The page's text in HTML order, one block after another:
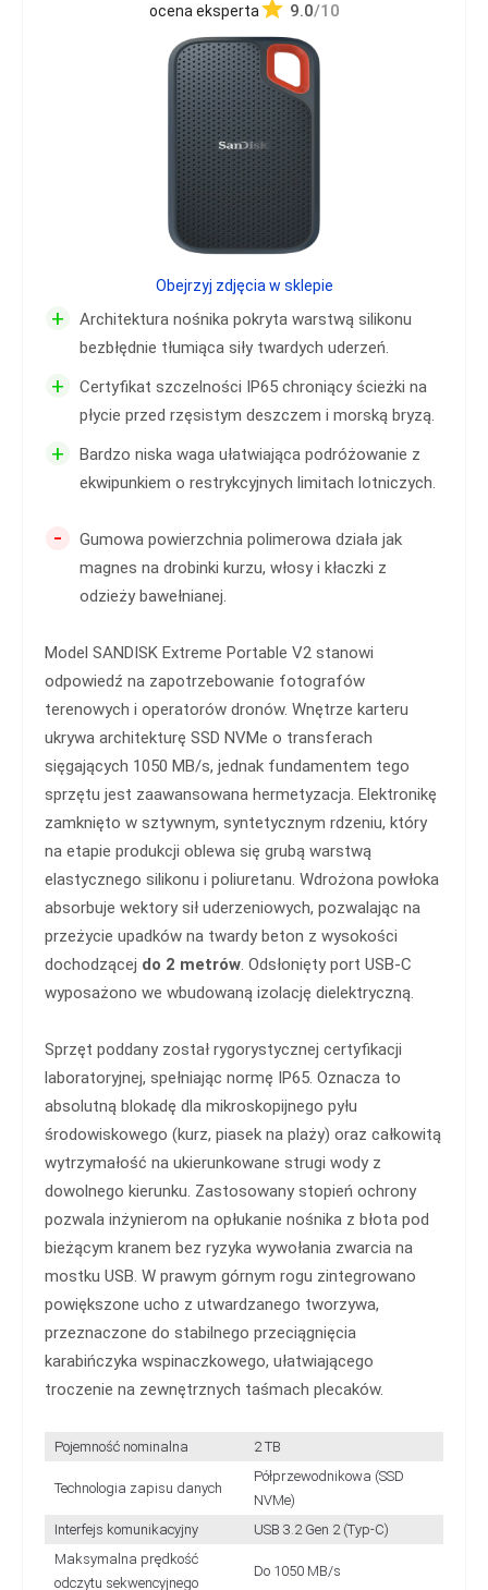
ocena eksperta 9.0/10
+
Architektura nośnika pokryta warstwą silikonu
bezbłędnie tłumiąca siły twardych uderzeń.
+
Certyfikat szczelności IP65 chroniący ścieżki na
płycie przed rzęsistym deszczem i morską bryzą.
+
Bardzo niska waga ułatwiająca podróżowanie z
ekwipunkiem o restrykcyjnych limitach lotniczych.
-
Gumowa powierzchnia polimerowa działa jak
magnes na drobinki kurzu, włosy i kłaczki z
odzieży bawełnianej.
Model SANDISK Extreme Portable V2 stanowi
odpowiedź na zapotrzebowanie fotografów
terenowych i operatorów dronów. Wnętrze karteru
ukrywa architekturę SSD NVMe o transferach
sięgających 1050 MB/s, jednak fundamentem tego
sprzętu jest zaawansowana hermetyzacja. Elektronikę
zamknięto w sztywnym, syntetycznym rdzeniu, który
na etapie produkcji oblewa się grubą warstwą
elastycznego silikonu i poliuretanu. Wdrożona powłoka
absorbuje wektory sił uderzeniowych, pozwalając na
przeżycie upadków na twardy beton z wysokości
dochodzącej do 2 metrów. Odsłonięty port USB-C
wyposażono we wbudowaną izolację dielektryczną.
Sprzęt poddany został rygorystycznej certyfikacji
laboratoryjnej, spełniając normę IP65. Oznacza to
absolutną blokadę dla mikroskopijnego pyłu
środowiskowego (kurz, piasek na plaży) oraz całkowitą
wytrzymałość na ukierunkowane strugi wody z
dowolnego kierunku. Zastosowany stopień ochrony
pozwala inżynierom na opłukanie nośnika z błota pod
bieżącym kranem bez ryzyka wywołania zwarcia na
mostku USB. W prawym górnym rogu zintegrowano
powiększone ucho z utwardzanego tworzywa,
przeznaczone do stabilnego przeciągnięcia
karabińczyka wspinaczkowego, ułatwiającego
troczenie na zewnętrznych taśmach plecaków.
Pojemność nominalna 2 TB
Technologia zapisu danych
Półprzewodnikowa (SSD
NVMe)
Interfejs komunikacyjny
USB 3.2 Gen 2 (Typ-C)
Maksymalna prędkość
odczytu sekwencyjnego
Do 1050 MB/s
Obejrzyj zdjęcia w sklepie